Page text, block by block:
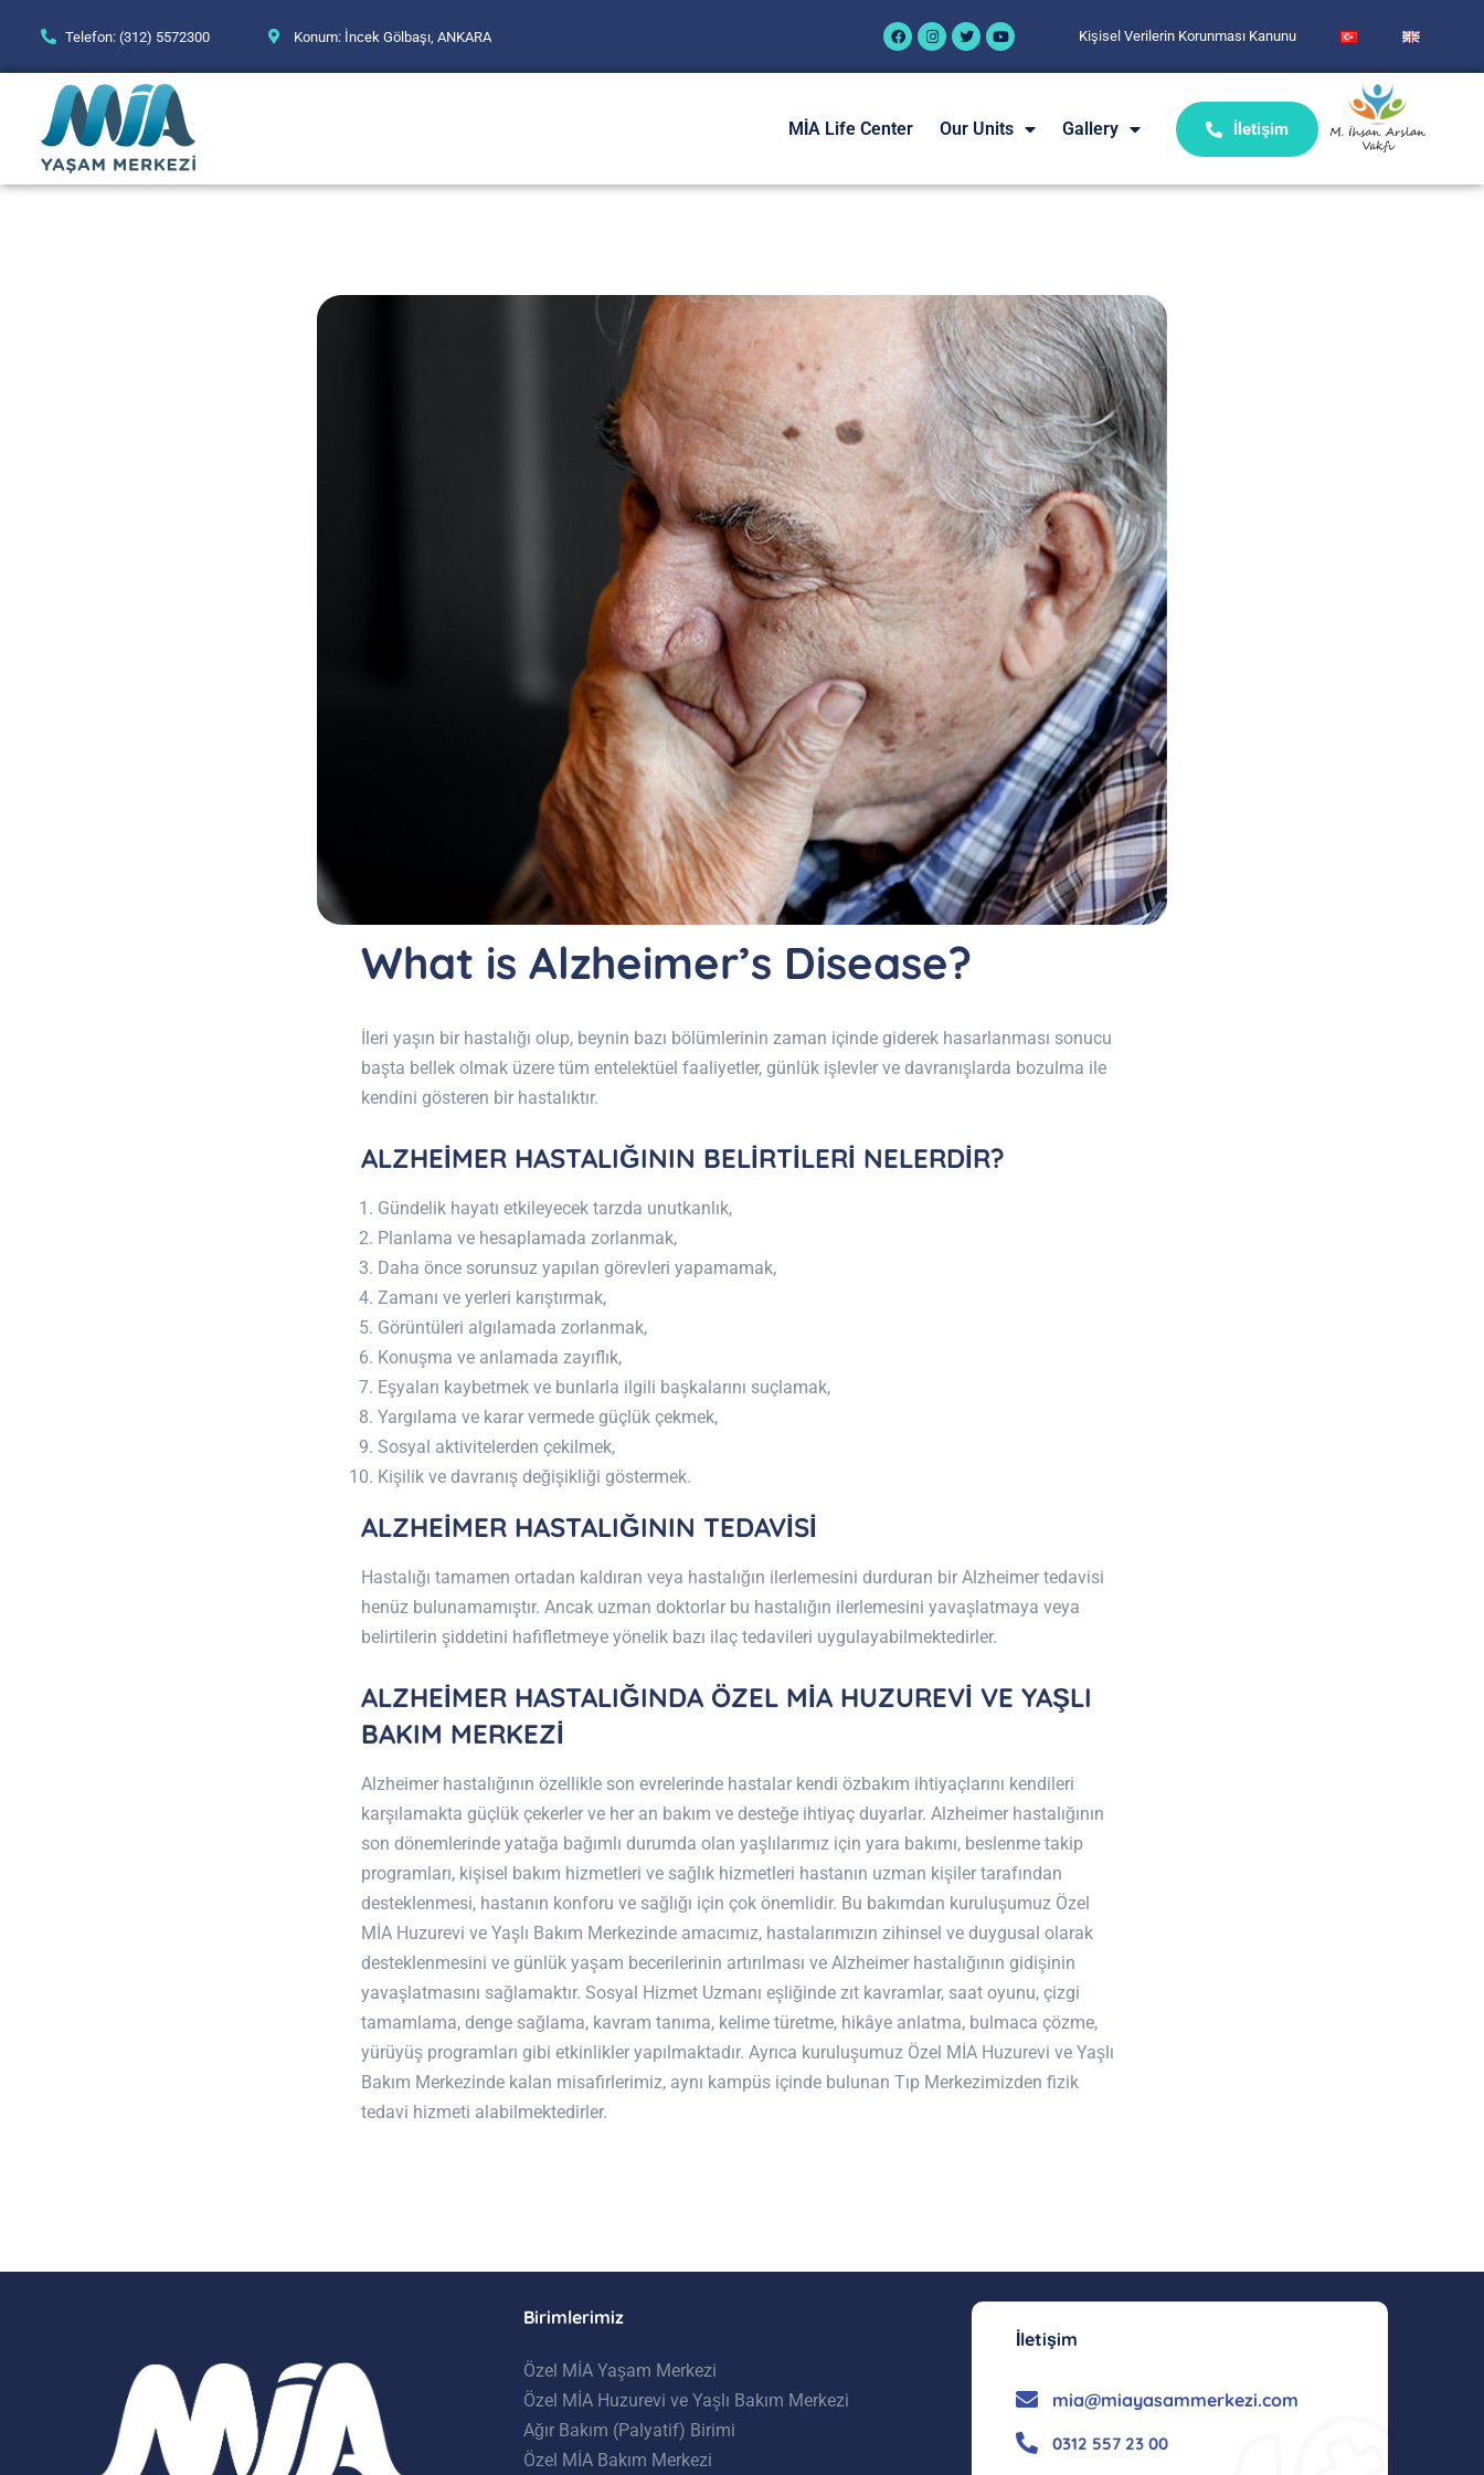
Telefon: (312) 5572300 Konum: İncek Gölbaşı, ANKARA Kişisel Verilerin Korunması Kanunu
MİA Life Center Our Units Gallery İletişim
What is Alzheimer’s Disease?
İleri yaşın bir hastalığı olup, beynin bazı bölümlerinin zaman içinde giderek hasarlanması sonucu
başta bellek olmak üzere tüm entelektüel faaliyetler, günlük işlevler ve davranışlarda bozulma ile
kendini gösteren bir hastalıktır.
ALZHEİMER HASTALIĞININ BELİRTİLERİ NELERDİR?
Gündelik hayatı etkileyecek tarzda unutkanlık,
Planlama ve hesaplamada zorlanmak,
Daha önce sorunsuz yapılan görevleri yapamamak,
Zamanı ve yerleri karıştırmak,
Görüntüleri algılamada zorlanmak,
Konuşma ve anlamada zayıflık,
Eşyaları kaybetmek ve bunlarla ilgili başkalarını suçlamak,
Yargılama ve karar vermede güçlük çekmek,
Sosyal aktivitelerden çekilmek,
Kişilik ve davranış değişikliği göstermek.
ALZHEİMER HASTALIĞININ TEDAVİSİ
Hastalığı tamamen ortadan kaldıran veya hastalığın ilerlemesini durduran bir Alzheimer tedavisi
henüz bulunamamıştır. Ancak uzman doktorlar bu hastalığın ilerlemesini yavaşlatmaya veya
belirtilerin şiddetini hafifletmeye yönelik bazı ilaç tedavileri uygulayabilmektedirler.
ALZHEİMER HASTALIĞINDA ÖZEL MİA HUZUREVİ VE YAŞLI
BAKIM MERKEZİ
Alzheimer hastalığının özellikle son evrelerinde hastalar kendi özbakım ihtiyaçlarını kendileri
karşılamakta güçlük çekerler ve her an bakım ve desteğe ihtiyaç duyarlar. Alzheimer hastalığının
son dönemlerinde yatağa bağımlı durumda olan yaşlılarımız için yara bakımı, beslenme takip
programları, kişisel bakım hizmetleri ve sağlık hizmetleri hastanın uzman kişiler tarafından
desteklenmesi, hastanın konforu ve sağlığı için çok önemlidir. Bu bakımdan kuruluşumuz Özel
MİA Huzurevi ve Yaşlı Bakım Merkezinde amacımız, hastalarımızın zihinsel ve duygusal olarak
desteklenmesini ve günlük yaşam becerilerinin artırılması ve Alzheimer hastalığının gidişinin
yavaşlatmasını sağlamaktır. Sosyal Hizmet Uzmanı eşliğinde zıt kavramlar, saat oyunu, çizgi
tamamlama, denge sağlama, kavram tanıma, kelime türetme, hikâye anlatma, bulmaca çözme,
yürüyüş programları gibi etkinlikler yapılmaktadır. Ayrıca kuruluşumuz Özel MİA Huzurevi ve Yaşlı
Bakım Merkezinde kalan misafirlerimiz, aynı kampüs içinde bulunan Tıp Merkezimizden fizik
tedavi hizmeti alabilmektedirler.
Birimlerimiz
Özel MİA Yaşam Merkezi
Özel MİA Huzurevi ve Yaşlı Bakım Merkezi
Ağır Bakım (Palyatif) Birimi
Özel MİA Bakım Merkezi
İletişim
mia@miayasammerkezi.com
0312 557 23 00